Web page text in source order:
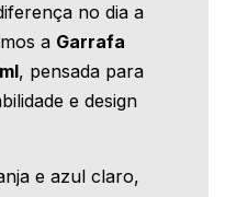
no dia a
a Garrafa
, pensada para
e design
e azul claro,